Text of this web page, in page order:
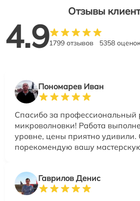
Отзывы
4.91799 отзывов 5358
Пономарев Иван
Спасибо за профессиональный
микроволновки! Работа
уровне, цены приятно удивили.
порекомендую вашу
Гаврилов Денис